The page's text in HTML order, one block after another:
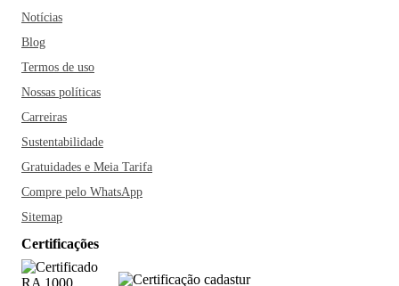
Notícias
Blog
Termos de uso
Nossas políticas
Carreiras
Sustentabilidade
Gratuidades e Meia Tarifa
Compre pelo WhatsApp
Sitemap
Certificações